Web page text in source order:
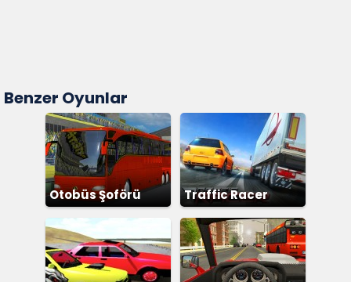
Benzer Oyunlar
Otobüs Şoförü
Simülatör
Traffic Racer